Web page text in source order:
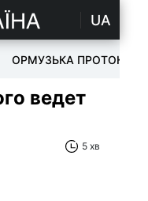
UA
ОРМУЗЬКА ПРОТОКА
ведет
5 хв